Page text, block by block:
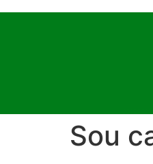
Sou